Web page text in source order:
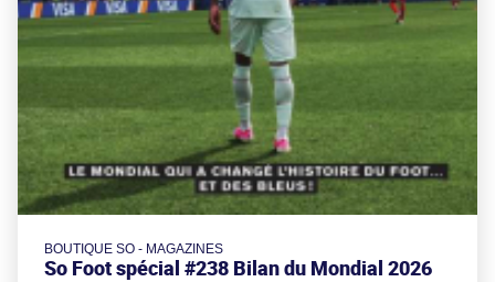
BOUTIQUE SO - MAGAZINES
So Foot spécial #238 Bilan du Mondial 2026